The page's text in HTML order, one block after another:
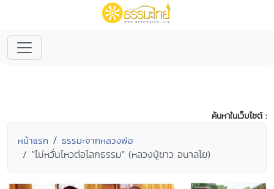
ค้นหาในเว็บไซต์ :
หน้าแรก ธรรมะจากหลวงพ่อ
"ไม่หวั่นไหวต่อโลกธรรม" (หลวงปู่ขาว อนาลโย)